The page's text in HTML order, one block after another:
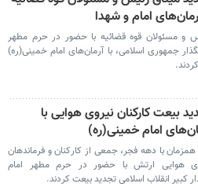
امام و شهدا
و مسئولان قوه قضائیه با حضور در حرم مطهر
جمهوری اسلامی، با آرمان‌های امام خمینی(ره)
بیعت کارکنان نیروی هوایی با
امام خمینی(ره)
با دهه فجر، جمعی از کارکنان و فرماندهان
هوایی ارتش با حضور در حرم مطهر امام
کبیر انقلاب اسلامی تجدید بیعت کردند.